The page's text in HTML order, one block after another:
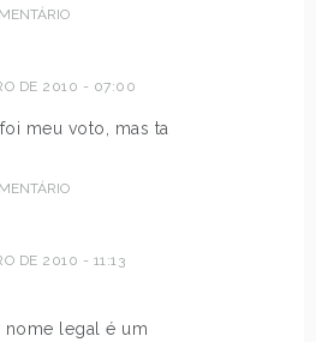
DE 2010 - 07:00
meu voto, mas ta
DE 2010 - 11:13
nome legal é um